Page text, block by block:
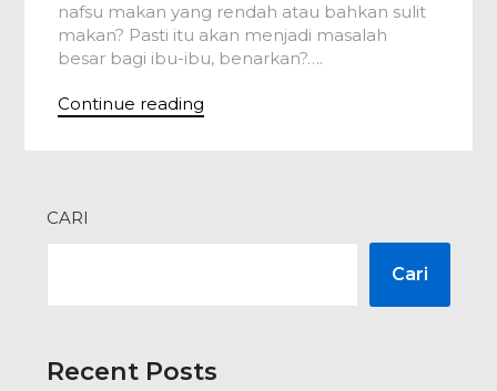
nafsu makan yang rendah atau bahkan sulit
makan? Pasti itu akan menjadi masalah
besar bagi ibu-ibu, benarkan?….
Continue reading
CARI
Cari
Recent Posts